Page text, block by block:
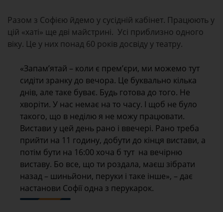
Разом з Софією йдемо у сусідній кабінет. Працюють у
цій «хаті» ще дві майстрині. Усі приблизно одного
віку. Це у них понад 60 років досвіду у театру.
«Запам’ятай – коли є прем’єри, ми можемо тут
сидіти зранку до вечора. Це буквально кілька
днів, але таке буває. Будь готова до того. Не
хворіти. У нас немає на то часу. І щоб не було
такого, що в неділю я не можу працювати.
Вистави у цей день рано і ввечері. Рано треба
прийти на 11 годину, добути до кінця вистави, а
потім бути на 16:00 хоча б тут на вечірню
виставу. Бо все, що ти роздала, маєш зібрати
назад – шиньйони, перуки і таке інше», – дає
настанови Софії одна з перукарок.